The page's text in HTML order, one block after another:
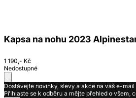
Kapsa na nohu 2023
1 190,- Kč
Nedostupné
Dostávejte novinky, slevy a akce na váš e-mail
Přihlaste se k odběru a mějte přehled o všem,